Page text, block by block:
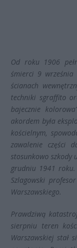
Od roku 1906
śmierci 9
ścianach
techniki sgraffito
bajecznie
akordem była
kościelnym,
zawalenie części
stosunkowo szkody
grudniu 1941 roku.
Szlagowski
Warszawskiego.
Prawdziwą
sierpniu teren
Warszawskiej stał